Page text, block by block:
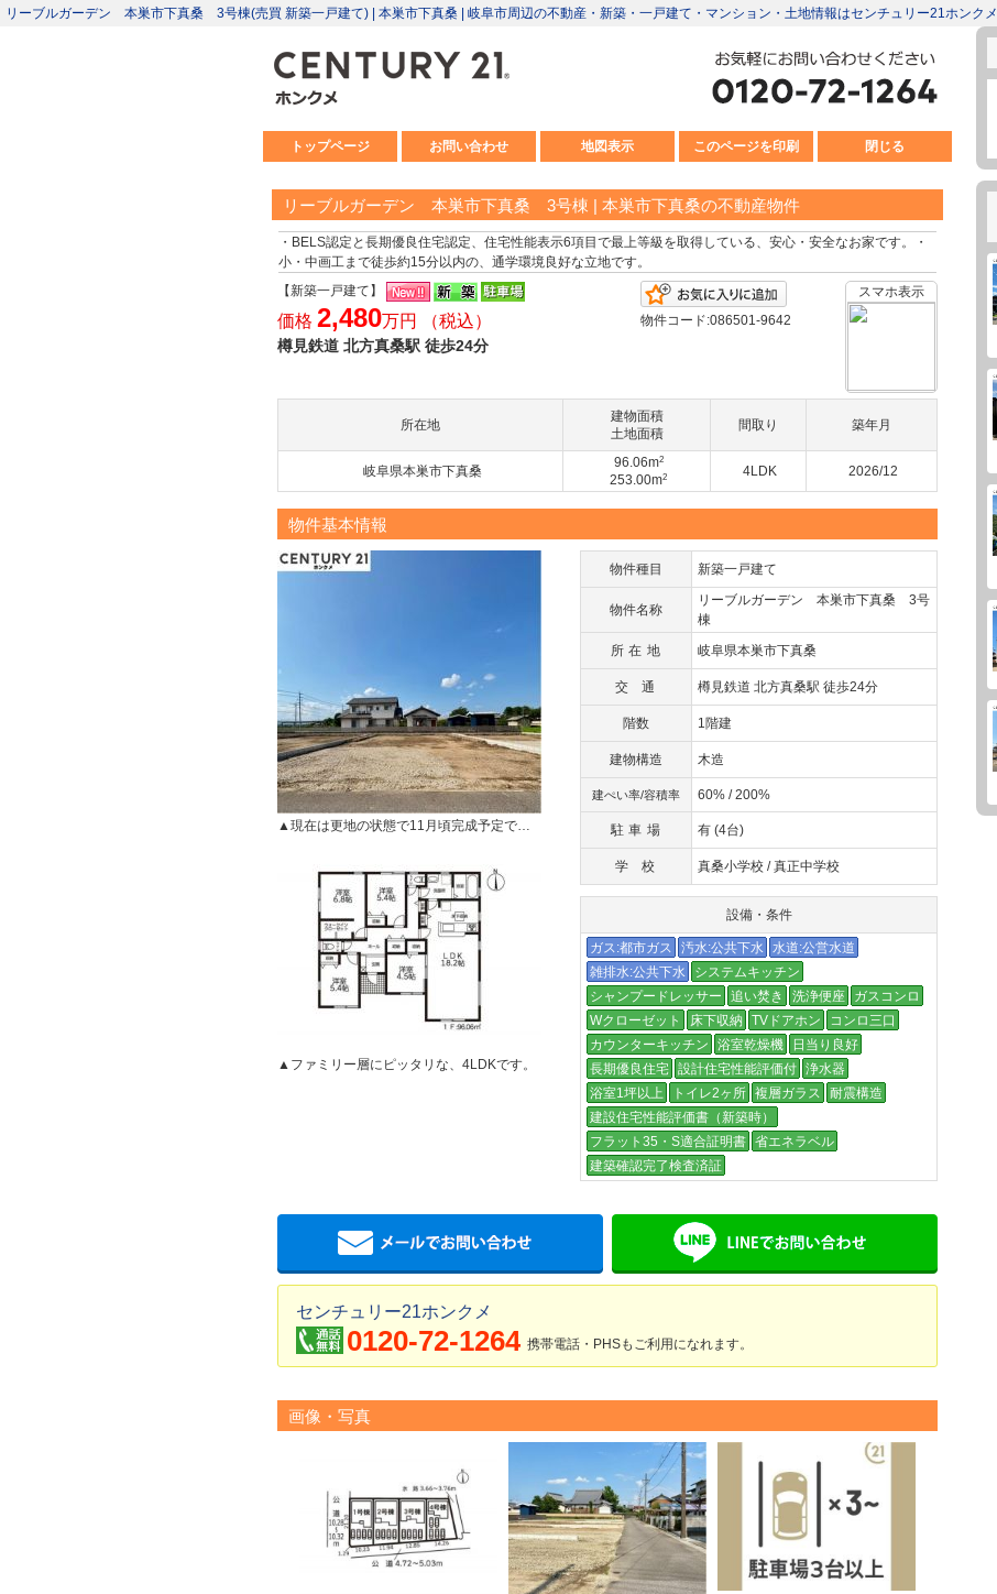
リーブルガーデン 本巣市下真桑 3号棟(売買 新築一戸建て) | 本巣市下真桑 | 岐阜市周辺の不動産・新築・一戸建て・マンション・土地情報はセンチュリー21ホンクメ
トップページ お問い合わせ 地図表示 このページを印刷 閉じる
リーブルガーデン 本巣市下真桑 3号棟 | 本巣市下真桑の不動産物件
・BELS認定と長期優良住宅認定、住宅性能表示6項目で最上等級を取得している、安心・安全なお家です。・
小・中画工まで徒歩約15分以内の、通学環境良好な立地です。
【新築一戸建て】
価格 2,480万円 （税込）
樽見鉄道 北方真桑駅 徒歩24分
スマホ表示
お気に入りに追加
物件コード:086501-9642
所在地
建物面積
土地面積
間取り 築年月
岐阜県本巣市下真桑
96.06m2
253.00m2 4LDK 2026/12
物件基本情報
▲現在は更地の状態で11月頃完成予定です。
▲ファミリー層にピッタリな、4LDKです。
物件種目 新築一戸建て
物件名称
リーブルガーデン 本巣市下真桑 3号
棟
所在地
岐阜県本巣市下真桑
交通 樽見鉄道 北方真桑駅 徒歩24分
階数 1階建
建物構造 木造
建ぺい率/容積率 60% / 200%
駐車場 有 (4台)
学校 真桑小学校 / 真正中学校
設備・条件
ガス:都市ガス 汚水:公共下水 水道:公営水道
雑排水:公共下水
システムキッチン
シャンプードレッサー
追い焚き 洗浄便座
ガスコンロ
Wクローゼット
床下収納 TVドアホン
コンロ三口
カウンターキッチン
浴室乾燥機
日当り良好
長期優良住宅 設計住宅性能評価付 浄水器
浴室1坪以上
トイレ2ヶ所 複層ガラス
耐震構造
建設住宅性能評価書（新築時）
フラット35・S適合証明書 省エネラベル
建築確認完了検査済証
メールでお問い合わせ
センチュリー21ホンクメ
0120-72-1264 携帯電話・PHSもご利用になれます。
画像・写真